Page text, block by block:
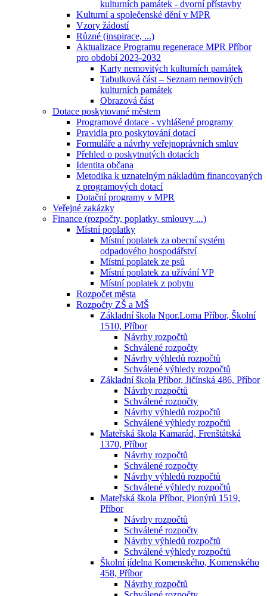
kulturních památek - dvorní přístavby
Kulturní a společenské dění v MPR
Vzory žádostí
Různé (inspirace, ...)
Aktualizace Programu regenerace MPR Příbor
pro období 2023-2032
Karty nemovitých kulturních památek
Tabulková část – Seznam nemovitých
kulturních památek
Obrazová část
Dotace poskytované městem
Programové dotace - vyhlášené programy
Pravidla pro poskytování dotací
Formuláře a návrhy veřejnoprávních smluv
Přehled o poskytnutých dotacích
Identita občana
Metodika k uznatelným nákladům financovaných
z programových dotací
Dotační programy v MPR
Veřejné zakázky
Finance (rozpočty, poplatky, smlouvy ...)
Místní poplatky
Místní poplatek za obecní systém
odpadového hospodářství
Místní poplatek ze psů
Místní poplatek za užívání VP
Místní poplatek z pobytu
Rozpočet města
Rozpočty ZŠ a MŠ
Základní škola Npor.Loma Příbor, Školní
1510, Příbor
Návrhy rozpočtů
Schválené rozpočty
Návrhy výhledů rozpočtů
Schválené výhledy rozpočtů
Základní škola Příbor, Jičínská 486, Příbor
Návrhy rozpočtů
Schválené rozpočty
Návrhy výhledů rozpočtů
Schválené výhledy rozpočtů
Mateřská škola Kamarád, Frenštátská
1370, Příbor
Návrhy rozpočtů
Schválené rozpočty
Návrhy výhledů rozpočtů
Schválené výhledy rozpočtů
Mateřská škola Příbor, Pionýrů 1519,
Příbor
Návrhy rozpočtů
Schválené rozpočty
Návrhy výhledů rozpočtů
Schválené výhledy rozpočtů
Školní jídelna Komenského, Komenského
458, Příbor
Návrhy rozpočtů